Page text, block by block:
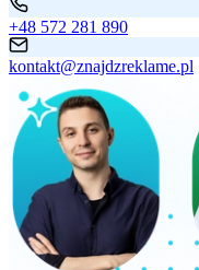
+48 572 281 890
kontakt@znajdzreklame.pl